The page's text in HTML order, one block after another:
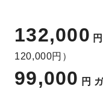
132,000 円
120,000円）
99,000 円